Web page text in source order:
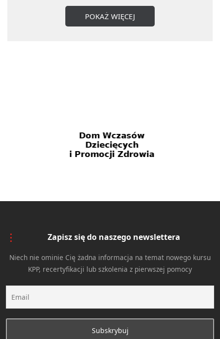
POKAŻ WIĘCEJ
Zapisz się do naszego newslettera
Niech nie ominie Cię żadna informacja na temat nowego kursu
KPP, recertyfikacji lub szkolenia z pierwszej pomocy